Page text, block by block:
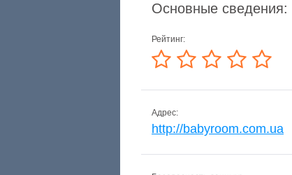
Основные сведения:
Рейтинг:
Адрес:
http://babyroom.com.ua